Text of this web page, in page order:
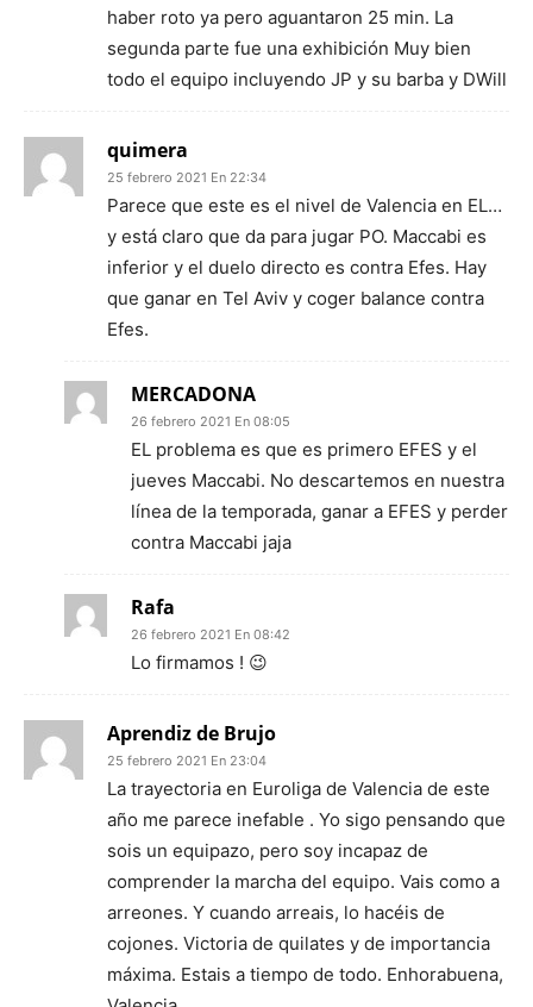
haber roto ya pero aguantaron 25 min. La
segunda parte fue una exhibición Muy bien
todo el equipo incluyendo JP y su barba y DWill
quimera
25 febrero 2021 En 22:34
Parece que este es el nivel de Valencia en EL…
y está claro que da para jugar PO. Maccabi es
inferior y el duelo directo es contra Efes. Hay
que ganar en Tel Aviv y coger balance contra
Efes.
MERCADONA
26 febrero 2021 En 08:05
EL problema es que es primero EFES y el
jueves Maccabi. No descartemos en nuestra
línea de la temporada, ganar a EFES y perder
contra Maccabi jaja
Rafa
26 febrero 2021 En 08:42
Lo firmamos ! 😉
Aprendiz de Brujo
25 febrero 2021 En 23:04
La trayectoria en Euroliga de Valencia de este
año me parece inefable . Yo sigo pensando que
sois un equipazo, pero soy incapaz de
comprender la marcha del equipo. Vais como a
arreones. Y cuando arreais, lo hacéis de
cojones. Victoria de quilates y de importancia
máxima. Estais a tiempo de todo. Enhorabuena,